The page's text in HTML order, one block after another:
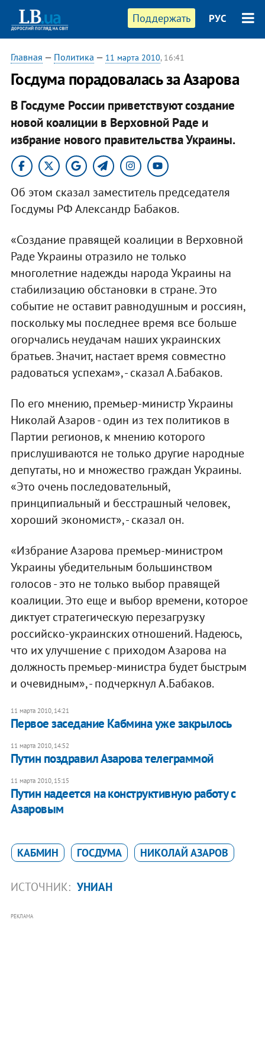
Поддержать РУС
Главная — Политика — 11 марта 2010, 16:41
Госдума порадовалась за Азарова
В Госдуме России приветствуют создание
новой коалиции в Верховной Раде и
избрание нового правительства Украины.
Об этом сказал заместитель председателя
Госдумы РФ Александр Бабаков.
«Создание правящей коалиции в Верховной
Раде Украины отразило не только
многолетние надежды народа Украины на
стабилизацию обстановки в стране. Это
событие не оставит равнодушным и россиян,
поскольку мы последнее время все больше
огорчались неудачам наших украинских
братьев. Значит, настает время совместно
радоваться успехам», - сказал А.Бабаков.
По его мнению, премьер-министр Украины
Николай Азаров - один из тех политиков в
Партии регионов, к мнению которого
прислушиваются не только другие народные
депутаты, но и множество граждан Украины.
«Это очень последовательный,
принципиальный и бесстрашный человек,
хороший экономист», - сказал он.
«Избрание Азарова премьер-министром
Украины убедительным большинством
голосов - это не только выбор правящей
коалиции. Это еще и выбор времени, которое
диктует стратегическую перезагрузку
российско-украинских отношений. Надеюсь,
что их улучшение с приходом Азарова на
должность премьер-министра будет быстрым
и очевидным», - подчеркнул А.Бабаков.
11 марта 2010, 14:21
Первое заседание Кабмина уже закрылось
11 марта 2010, 14:52
Путин поздравил Азарова телеграммой
11 марта 2010, 15:15
Путин надеется на конструктивную работу с
Азаровым
КАБМИН ГОСДУМА НИКОЛАЙ АЗАРОВ
ИСТОЧНИК: УНИАН
РЕКЛАМА